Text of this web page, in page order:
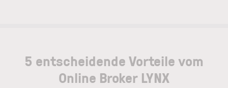
5 entscheidende Vorteile vom
Online Broker LYNX